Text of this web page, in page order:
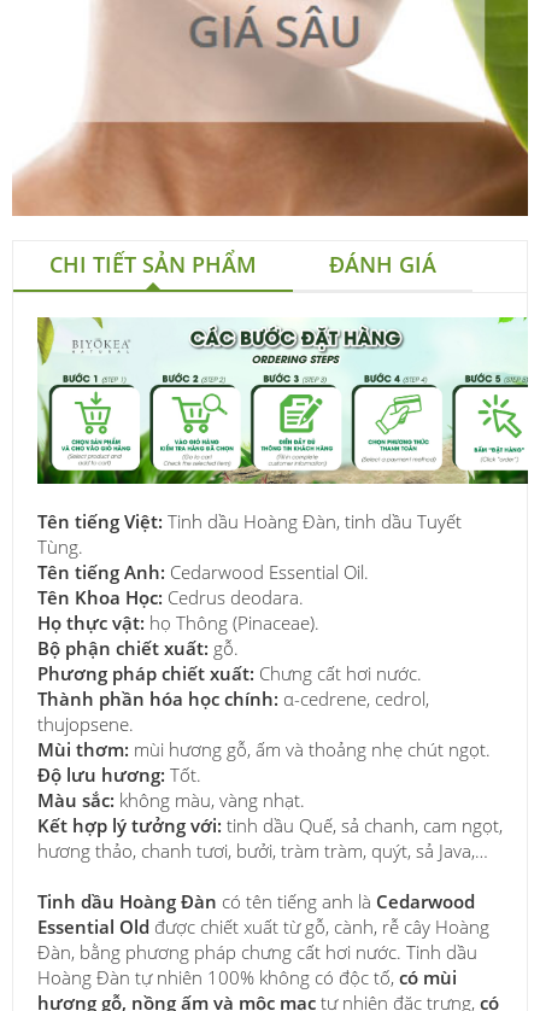
CHI TIẾT SẢN PHẨM ĐÁNH GIÁ
Tên tiếng Việt: Tinh dầu Hoàng Đàn, tinh dầu Tuyết
Tùng.
Tên tiếng Anh: Cedarwood Essential Oil.
Tên Khoa Học: Cedrus deodara.
Họ thực vật: họ Thông (Pinaceae).
Bộ phận chiết xuất: gỗ.
Phương pháp chiết xuất: Chưng cất hơi nước.
Thành phần hóa học chính: α-cedrene, cedrol,
thujopsene.
Mùi thơm: mùi hương gỗ, ấm và thoảng nhẹ chút ngọt.
Độ lưu hương: Tốt.
Màu sắc: không màu, vàng nhạt.
Kết hợp lý tưởng với: tinh dầu Quế, sả chanh, cam ngọt,
hương thảo, chanh tươi, bưởi, tràm tràm, quýt, sả Java,…
Tinh dầu Hoàng Đàn có tên tiếng anh là Cedarwood
Essential Old được chiết xuất từ gỗ, cành, rễ cây Hoàng
Đàn, bằng phương pháp chưng cất hơi nước. Tinh dầu
Hoàng Đàn tự nhiên 100% không có độc tố, có mùi
hương gỗ, nồng ấm và mộc mạc tự nhiên đặc trưng, có